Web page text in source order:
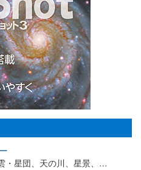
・星団、天の川、星景、…